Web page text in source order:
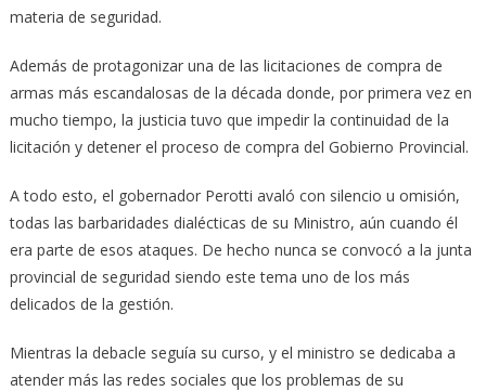
materia de seguridad.
Además de protagonizar una de las licitaciones de compra de
armas más escandalosas de la década donde, por primera vez en
mucho tiempo, la justicia tuvo que impedir la continuidad de la
licitación y detener el proceso de compra del Gobierno Provincial.
A todo esto, el gobernador Perotti avaló con silencio u omisión,
todas las barbaridades dialécticas de su Ministro, aún cuando él
era parte de esos ataques. De hecho nunca se convocó a la junta
provincial de seguridad siendo este tema uno de los más
delicados de la gestión.
Mientras la debacle seguía su curso, y el ministro se dedicaba a
atender más las redes sociales que los problemas de su